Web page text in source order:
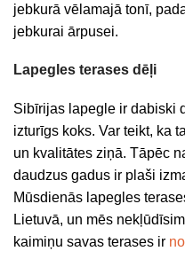
jebkurā vēlamajā tonī,
jebkurai ārpusei.
Lapegles terases dēļi
Sibīrijas lapegle ir dabiski
izturīgs koks. Var teikt, ka
un kvalitātes ziņā. Tāpēc
daudzus gadus ir plaši
Mūsdienās lapegles
Lietuvā, un mēs
kaimiņu savas terases ir